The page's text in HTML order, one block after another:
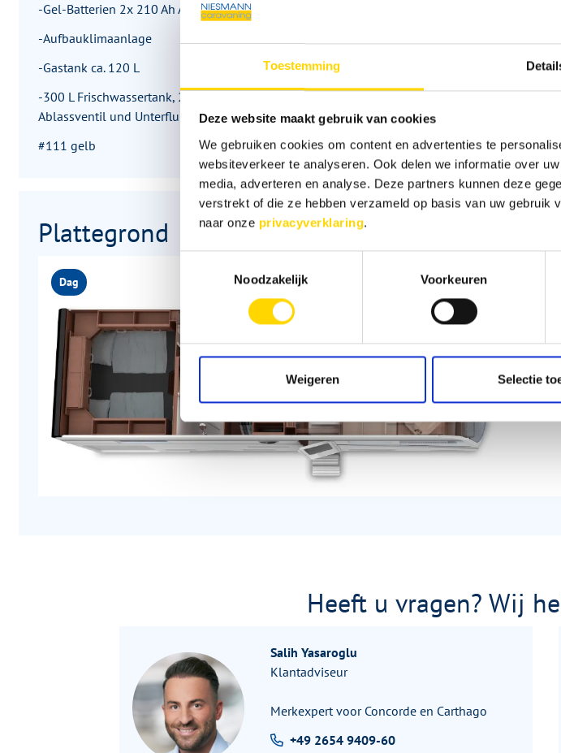
Toestemming
Deze website maakt gebruik van cookies
We gebruiken cookies om content en advertenties te
websiteverkeer te analyseren. Ook delen we informatie over
media, adverteren en analyse. Deze partners kunnen deze
verstrekt of die ze hebben verzameld op basis van uw gebruik
naar onze privacyverklaring.
Noodzakelijk
Voorkeuren
Weigeren Selectie
-Gel-Batterien 2x 210 Ah Aufbau
-Aufbauklimaanlage
-Gastank ca. 120 L
-300 L Frischwassertank, 200 L Grauwassertank, 200 L Schwarzwassertank mit elektrischem
Ablassventil und Unterflurkamera
#111 gelb
Plattegrond
Dag
Heeft u vragen? Wij
Salih Yasaroglu
Klantadviseur
Merkexpert voor Concorde en Carthago
+49 2654 9409-60